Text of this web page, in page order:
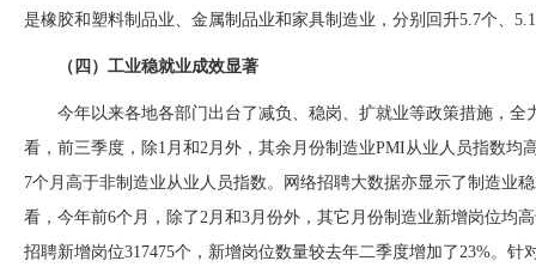
是橡胶和塑料制品业、金属制品业和家具制造业，分别回升5.7个、
（四）工业稳就业成效显著
今年以来各地各部门出台了减负、稳岗、扩就业等政策措施，全
看，前三季度，除1月和2月外，其余月份制造业PMI从业人员指数均
7个月高于非制造业从业人员指数。网络招聘大数据亦显示了制造业
看，今年前6个月，除了2月和3月份外，其它月份制造业新增岗位均
招聘新增岗位317475个，新增岗位数量较去年二季度增加了23%。